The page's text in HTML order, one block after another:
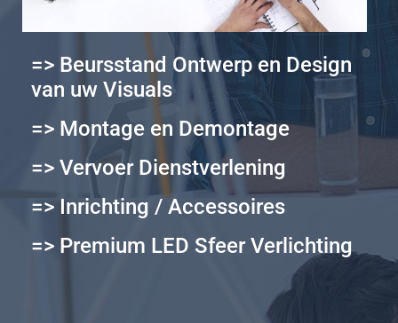
=> Beursstand Ontwerp en Design
van uw Visuals
=> Montage en Demontage
=> Vervoer Dienstverlening
=> Inrichting / Accessoires
=> Premium LED Sfeer Verlichting